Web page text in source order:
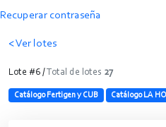
Recuperar contraseña
< Ver lotes
Lote #6 /Total de lotes 27
Catálogo Fertigen y CUB Catálogo LA